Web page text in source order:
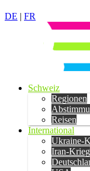
DE | FR
Schweiz
Regionen
Reisen
International
Ukraine-
Iran-Krieg